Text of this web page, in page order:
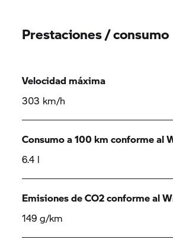
Prestaciones / consumo
Velocidad máxima
303 km/h
Consumo a 100 km conforme al
6.4 l
Emisiones de CO2 conforme al
149 g/km